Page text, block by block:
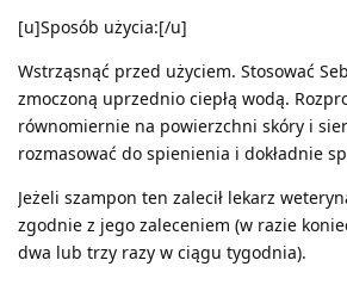
[u]Sposób użycia:[/u]
Wstrząsnąć przed użyciem. Stosować
zmoczoną uprzednio ciepłą wodą.
równomiernie na powierzchni skóry i
rozmasować do spienienia i dokładnie
Jeżeli szampon ten zalecił lekarz
zgodnie z jego zaleceniem (w razie
dwa lub trzy razy w ciągu tygodnia).